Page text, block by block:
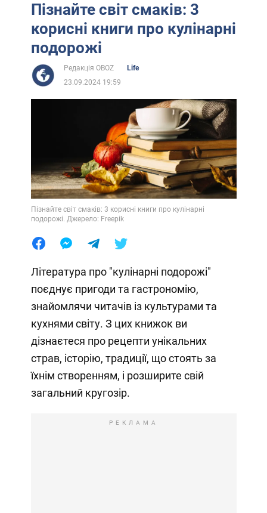
Пізнайте світ смаків: 3
корисні книги про кулінарні
подорожі
Редакція OBOZ
Life
23.09.2024 19:59
Пізнайте світ смаків: 3 корисні книги про кулінарні
подорожі. Джерело: Freepik
Література про "кулінарні подорожі"
поєднує пригоди та гастрономію,
знайомлячи читачів із культурами та
кухнями світу. З цих книжок ви
дізнаєтеся про рецепти унікальних
страв, історію, традиції, що стоять за
їхнім створенням, і розширите свій
загальний кругозір.
РЕКЛАМА